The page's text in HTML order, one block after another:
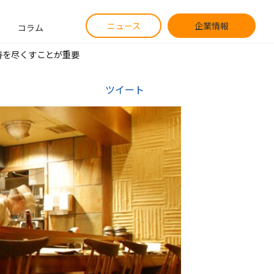
コラム ニュース 企業情報
尽くすことが重要
ツイート